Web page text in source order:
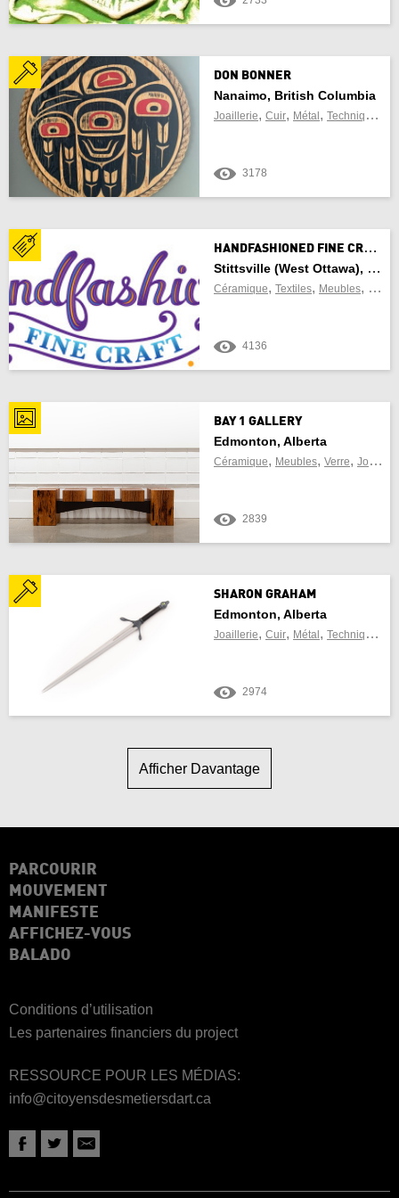
DON BONNER
Nanaimo, British Columbia
Joaillerie, Cuir, Métal , Techniques mixtes
3178
H
ANDFASHIONED FINE CRAFT
Stittsville (West Ottawa), Ontario
Céramique, Textiles, Meubles, Verre
4136
BAY 1 GALLERY
Edmonton, Alberta
Céramique, Meubles, Verre, Joaillerie
2839
SHARON GRAHAM
Edmonton, Alberta
Joaillerie, Cuir, Métal , Techniques mixtes
2974
Afficher Davantage
PARCOURIR
MOUVEMENT
MANIFESTE
AFFICHEZ-VOUS
BALADO
Conditions d’utilisation
Les partenaires financiers du project
RESSOURCE POUR LES MÉDIAS:
info@citoyensdesmetiersdart.ca